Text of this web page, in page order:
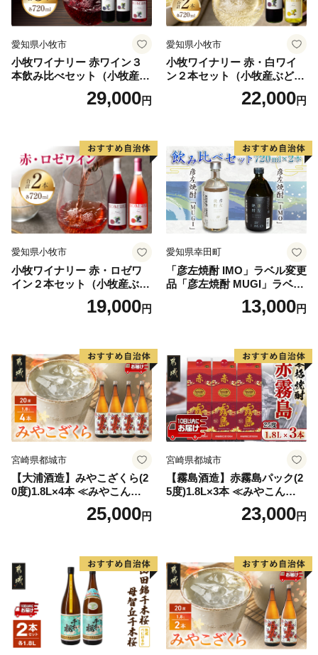
ています。
そこで京都府では、いわゆる「ふるさと納税」を活用
し、文化財にその使途を限定する「文化財を守り伝える
京都府基金」を設置、いただいたご寄附を全て文化財保
護のために使用しています。
このような取組みができるのも、京都の文化を愛する
これまでご協力をいただいた全ての皆様に感謝申し上げ
るとともに、京都の文化財保護のため、なお一層のご理
解ご協力をお願いいたします。
www.pref.kyoto.jp/furusatokifu/
京都府文化生活部文化政策室
電話番号 075-414-4521
受付時間 平日 8時30分～17時15分
愛知県小牧市
小牧ワイナリー 赤ワイン３
本飲み比べセット（小牧産ぶ
どう100％使用）29,000円
愛知県小牧市
小牧ワイナリー 赤・白ワイ
ン２本セット（小牧産ぶどう
22,000円
愛知県小牧市
小牧ワイナリー 赤・ロゼワ
イン２本セット（小牧産ぶど
19,000円
愛知県幸田町
「彦左焼酎 IMO」ラベル変更
品「彦左焼酎 MUGI」ラベル
変更品 飲み比べ セット 合計
2本 720ml×各1本 25度 焼酎
13,000円
宮崎県都城市
【大浦酒造】みやこざくら(2
0度)1.8L×4本 ≪みやこんじょ
特急便≫_AD-077125,000円
宮崎県都城市
【霧島酒造】赤霧島パック(2
5度)1.8L×3本 ≪みやこんじょ
特急便≫_23-07-K03P-1800-3
23,000円